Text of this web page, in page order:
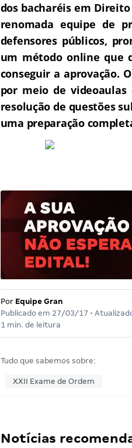
dos bacharéis em
renomada equipe de
defensores públicos,
um método online que
conseguir a aprovação.
por meio de videoaulas
resolução de questões
uma preparação
Por Equipe Gran
Publicado em 27/03/17 •
1 min. de leitura
Tudo que sabemos sobre:
XXII Exame de Ordem
Notícias